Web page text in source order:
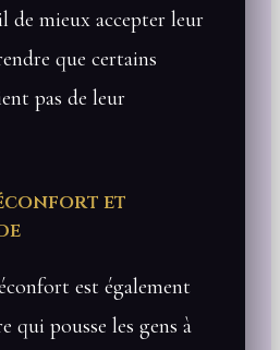
de mieux accepter leur
que certains
pas de leur
et
est également
qui pousse les gens à